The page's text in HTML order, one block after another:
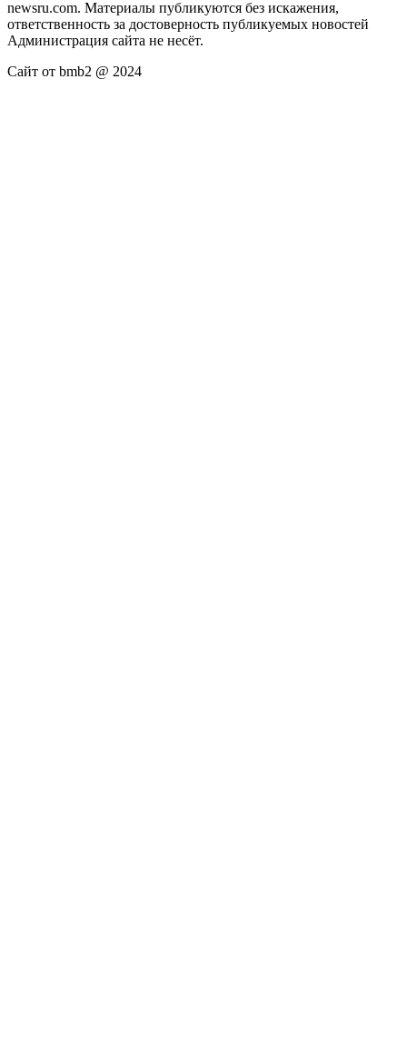
newsru.com. Материалы публикуются без искажения,
ответственность за достоверность публикуемых новостей
Администрация сайта не несёт.
Сайт от bmb2 @ 2024